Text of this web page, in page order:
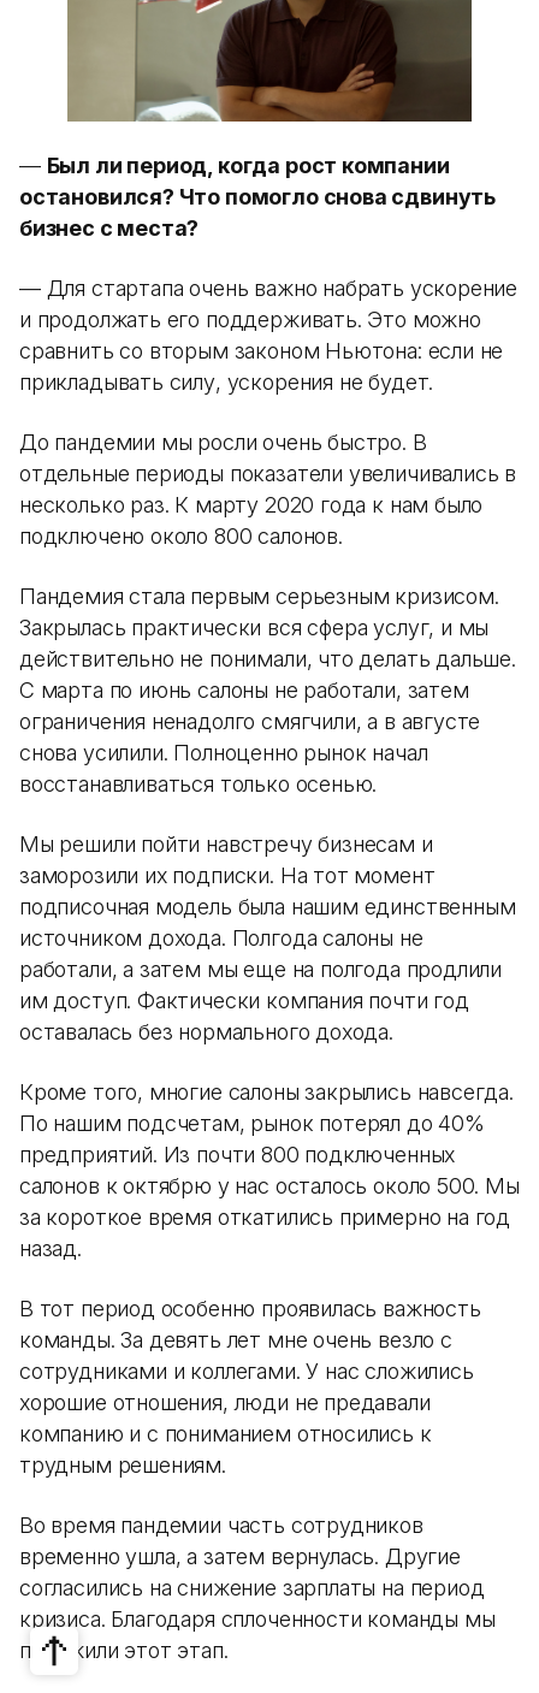
— Был ли период, когда рост компании
остановился? Что помогло снова сдвинуть
бизнес с места?
— Для стартапа очень важно набрать ускорение
и продолжать его поддерживать. Это можно
сравнить со вторым законом Ньютона: если не
прикладывать силу, ускорения не будет.
До пандемии мы росли очень быстро. В
отдельные периоды показатели увеличивались в
несколько раз. К марту 2020 года к нам было
подключено около 800 салонов.
Пандемия стала первым серьезным кризисом.
Закрылась практически вся сфера услуг, и мы
действительно не понимали, что делать дальше.
С марта по июнь салоны не работали, затем
ограничения ненадолго смягчили, а в августе
снова усилили. Полноценно рынок начал
восстанавливаться только осенью.
Мы решили пойти навстречу бизнесам и
заморозили их подписки. На тот момент
подписочная модель была нашим единственным
источником дохода. Полгода салоны не
работали, а затем мы еще на полгода продлили
им доступ. Фактически компания почти год
оставалась без нормального дохода.
Кроме того, многие салоны закрылись навсегда.
По нашим подсчетам, рынок потерял до 40%
предприятий. Из почти 800 подключенных
салонов к октябрю у нас осталось около 500. Мы
за короткое время откатились примерно на год
назад.
В тот период особенно проявилась важность
команды. За девять лет мне очень везло с
сотрудниками и коллегами. У нас сложились
хорошие отношения, люди не предавали
компанию и с пониманием относились к
трудным решениям.
Во время пандемии часть сотрудников
временно ушла, а затем вернулась. Другие
согласились на снижение зарплаты на период
кризиса. Благодаря сплоченности команды мы
пережили этот этап.